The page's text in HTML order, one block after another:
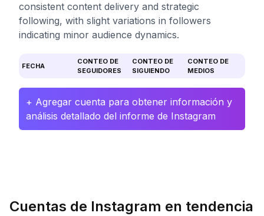
consistent content delivery and strategic
following, with slight variations in followers
indicating minor audience dynamics.
FECHA
CONTEO DE
SEGUIDORES
CONTEO DE
SIGUIENDO
CONTEO DE
MEDIOS
+ Agregar cuenta para obtener información y
análisis detallado del informe de Instagram
Cuentas de Instagram en tendencia